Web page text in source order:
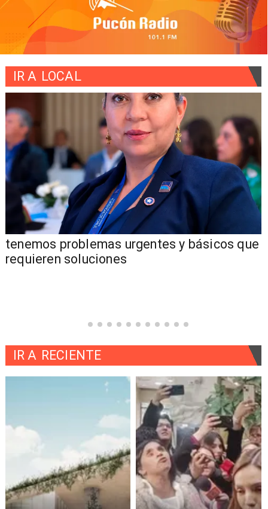
IR A LOCAL
tenemos problemas urgentes y básicos que
requieren soluciones
IR A RECIENTE